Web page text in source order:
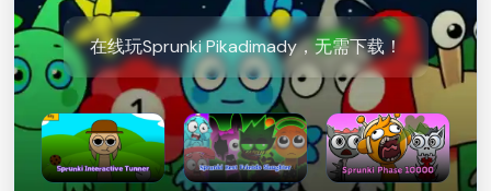
在线玩Sprunki Pikadimady，无需下载！